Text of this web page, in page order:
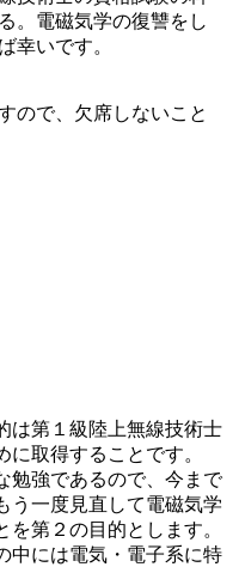
。電磁気学の復讐をし
幸いです。
ので、欠席しないこと
は第１級陸上無線技術士
取得することです。
勉強であるので、今まで
う一度見直して電磁気学
第２の目的とします。
中には電気・電子系に特